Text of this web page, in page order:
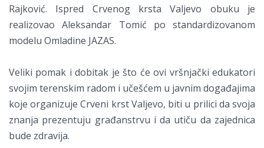
Rajković. Ispred Crvenog krsta Valjevo obuku je
realizovao Aleksandar Tomić po standardizovanom
modelu Omladine JAZAS.
Veliki pomak i dobitak je što će ovi vršnjački edukatori
svojim terenskim radom i učešćem u javnim događajima
koje organizuje Crveni krst Valjevo, biti u prilici da svoja
znanja prezentuju građanstrvu i da utiču da zajednica
bude zdravija.